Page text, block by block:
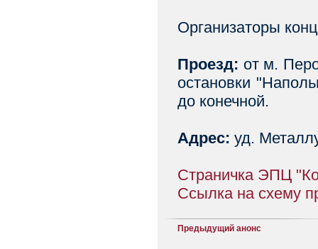
Организаторы
Проезд: от м.
остановки
до конечной.
Адрес: уд.
Страничка ЭПЦ
Ссылка на схему
Предыдущий анонс